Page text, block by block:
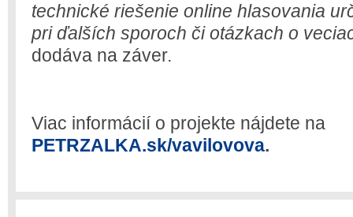
technické riešenie online hlasovania
pri ďalších sporoch či otázkach o
dodáva na záver.
Viac informácií o projekte nájdete na
PETRZALKA.sk/vavilovova.